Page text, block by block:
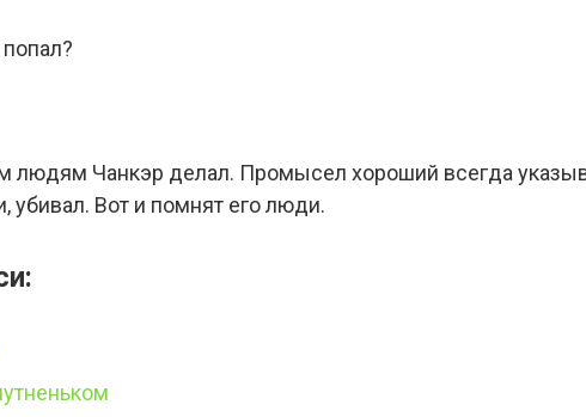
людям Чанкэр делал. Промысел хороший всегда
Вот и помнят его люди.